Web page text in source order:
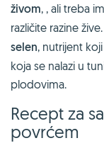
živom, , ali treba
različite razine
selen, nutrijent
koja se nalazi u
plodovima.
Recept za
povrćem